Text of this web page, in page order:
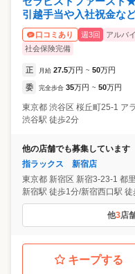
引越手当や入社祝金な
口コミあり 週3回 アルバ
社会保険完備
正 月給 27.5万円 ~ 50万円
委 完全歩合 35万円 ~ 50万円
東京都 渋谷区 桜丘町25-1 ア
渋谷駅 徒歩2分
他の店舗でも募集しています
指ラックス 新宿店
東京都 新宿区 新宿3-23-1 都
新宿駅 徒歩1分/新宿西口駅
他3店
キープする